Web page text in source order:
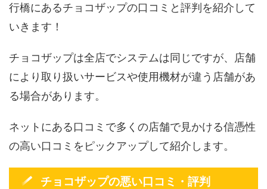
行橋にあるチョコザップの口コミと評判を紹介して
いきます！
チョコザップは全店でシステムは同じですが、店舗
により取り扱いサービスや使用機材が違う店舗があ
る場合があります。
ネットにある口コミで多くの店舗で見かける信憑性
の高い口コミをピックアップして紹介します。
チョコザップの悪い口コミ・評判